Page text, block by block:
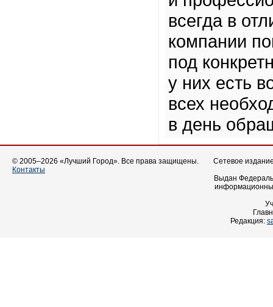
всегда в
компании
под
у них есть
всех
в день
© 2005–2026 «Лучший Город». Все права защищены.
Контакты
Сетевое
Выдан
Редакция: